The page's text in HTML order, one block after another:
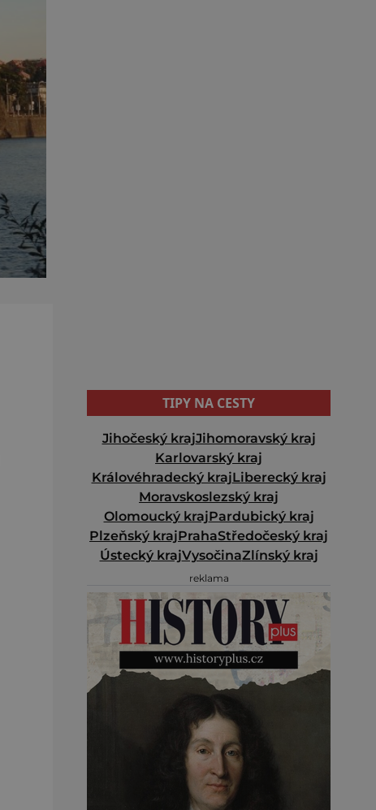
TIPY NA CESTY
Jihočeský krajJihomoravský kraj
Karlovarský kraj
Královéhradecký krajLiberecký kraj
Moravskoslezský kraj
Olomoucký krajPardubický kraj
Plzeňský krajPrahaStředočeský kraj
Ústecký krajVysočinaZlínský kraj
reklama